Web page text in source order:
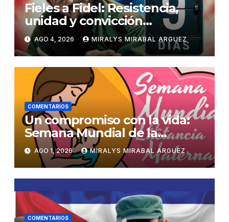
Fieles a Fidel: Resistencia,
unidad y convicción
revolucionaria
AGO 4, 2026 MIRALYS MIRABAL ARGUEZ
COMENTARIOS
Un compromiso con la vida:
Semana Mundial de la
Lactancia Materna
AGO 1, 2026 MIRALYS MIRABAL ARGUEZ
COMENTARIOS